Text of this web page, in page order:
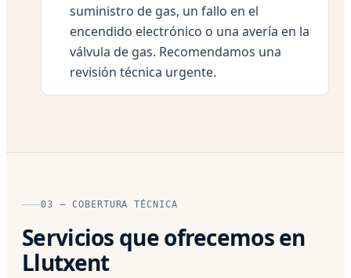
suministro de gas, un fallo en el
encendido electrónico o una avería en la
válvula de gas. Recomendamos una
revisión técnica urgente.
03 — COBERTURA TÉCNICA
Servicios que ofrecemos en
Llutxent